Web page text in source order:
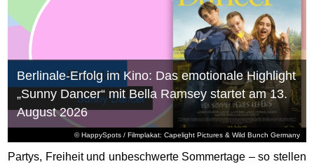
© HappySpots / Filmplakat: Capelight Pictures & Wild Bunch Germany
Berlinale-Erfolg im Kino: Das emotionale Highlight
„Sunny Dancer“ mit Bella Ramsey startet am 13.
August 2026
Partys, Freiheit und unbeschwerte Sommertage – so stellen